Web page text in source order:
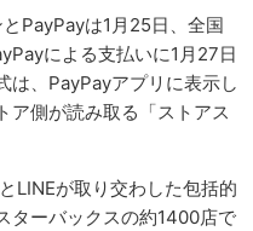
PayPayは1月25日、全国
による支払いに1月27日
は、PayPayアプリに表示し
ア側が読み取る「ストアス
LINEが取り交わした包括的
ターバックスの約1400店で